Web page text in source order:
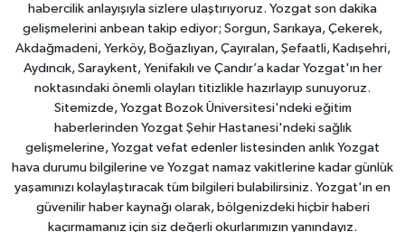
habercilik anlayışıyla sizlere ulaştırıyoruz. Yozgat son dakika
gelişmelerini anbean takip ediyor; Sorgun, Sarıkaya, Çekerek,
Akdağmadeni, Yerköy, Boğazlıyan, Çayıralan, Şefaatli, Kadışehri,
Aydıncık, Saraykent, Yenifakılı ve Çandır’a kadar Yozgat'ın her
noktasındaki önemli olayları titizlikle hazırlayıp sunuyoruz.
Sitemizde, Yozgat Bozok Üniversitesi'ndeki eğitim
haberlerinden Yozgat Şehir Hastanesi'ndeki sağlık
gelişmelerine, Yozgat vefat edenler listesinden anlık Yozgat
hava durumu bilgilerine ve Yozgat namaz vakitlerine kadar günlük
yaşamınızı kolaylaştıracak tüm bilgileri bulabilirsiniz. Yozgat'ın en
güvenilir haber kaynağı olarak, bölgenizdeki hiçbir haberi
kaçırmamanız için siz değerli okurlarımızın yanındayız.